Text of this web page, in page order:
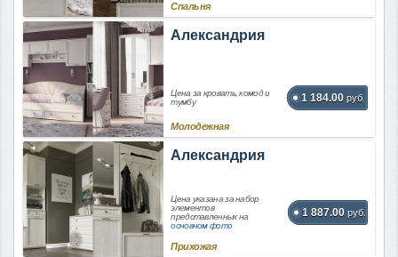
Спальня
Александрия
Цена за кровать, комод и
тумбу
1 184.00 руб.
Молодежная
Александрия
Цена указана за набор
элементов
представленных на
основном фото
1 887.00 руб.
Прихожая